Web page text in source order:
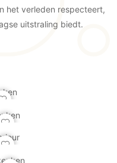
het verleden respecteert,
uitstraling biedt.